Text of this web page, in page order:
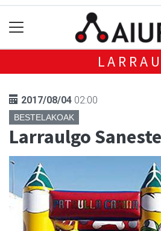
2017/08/04 02:00
BESTELAKOAK
Larraulgo